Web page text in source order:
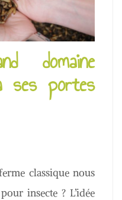
domaine
ses portes
classique nous
insecte ? L’idée